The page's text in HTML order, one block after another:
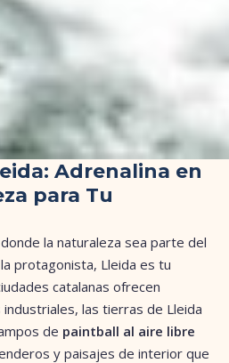
Adrenalina en
para Tu
la naturaleza sea parte del
protagonista, Lleida es tu
catalanas ofrecen
las tierras de Lleida
de paintball al aire libre
y paisajes de interior que